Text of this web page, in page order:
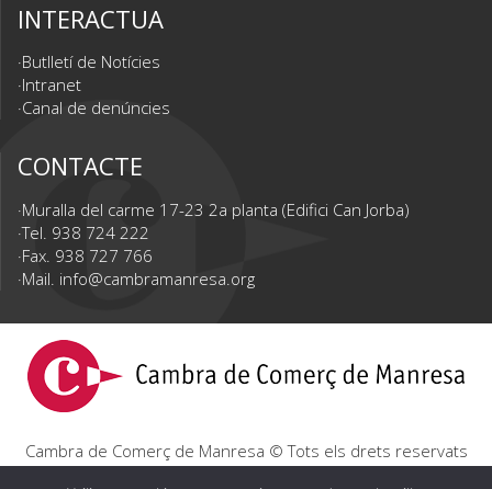
INTERACTUA
Butlletí de Notícies
Intranet
Canal de denúncies
CONTACTE
Muralla del carme 17-23 2a planta (Edifici Can Jorba)
Tel. 938 724 222
Fax. 938 727 766
Mail. info@cambramanresa.org
Cambra de Comerç de Manresa © Tots els drets reservats
Avís Legal Política de privacitat Política de cookies